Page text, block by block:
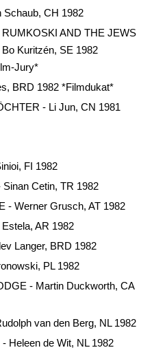
Schaub, CH 1982
AND THE JEWS
Kuritzén, SE 1982
Jury*
BRD 1982 *Filmdukat*
- Li Jun, CN 1981
FI 1982
Cetin, TR 1982
- Werner Grusch, AT 1982
AR 1982
Langer, BRD 1982
PL 1982
- Martin Duckworth, CA
van den Berg, NL 1982
Heleen de Wit, NL 1982